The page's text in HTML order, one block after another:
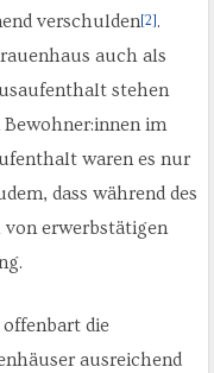
verschulden [2] .
auch als
stehen
im
waren es nur
dass während des
erwerbstätigen
die
ausreichend